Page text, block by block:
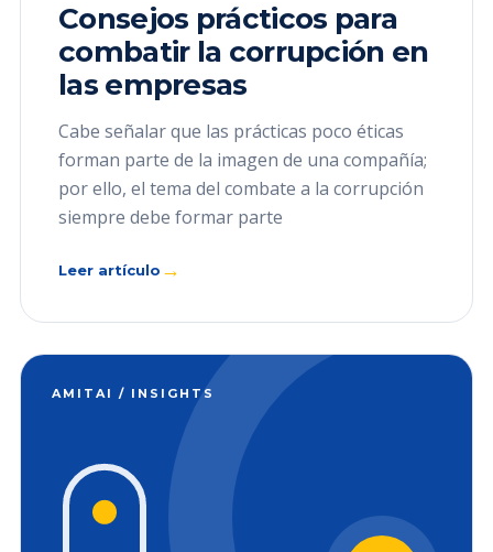
Consejos prácticos para
combatir la corrupción en
las empresas
Cabe señalar que las prácticas poco éticas
forman parte de la imagen de una compañía;
por ello, el tema del combate a la corrupción
siempre debe formar parte
Leer artículo →
AMITAI / INSIGHTS